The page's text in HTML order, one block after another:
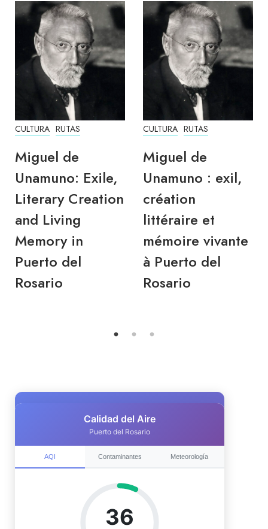
CULTURA RUTAS
Miguel de
Unamuno: Exile,
Literary Creation
and Living
Memory in
Puerto del
Rosario
CULTURA RUTAS
Miguel de
Unamuno : exil,
création
littéraire et
mémoire vivante
à Puerto del
Rosario